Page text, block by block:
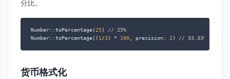
分比。
Number::toPercentage(25)
// 25%
Number::toPercentage(( 1 /3) * 100, precision: 2 ) // 33.33%
货币格式化